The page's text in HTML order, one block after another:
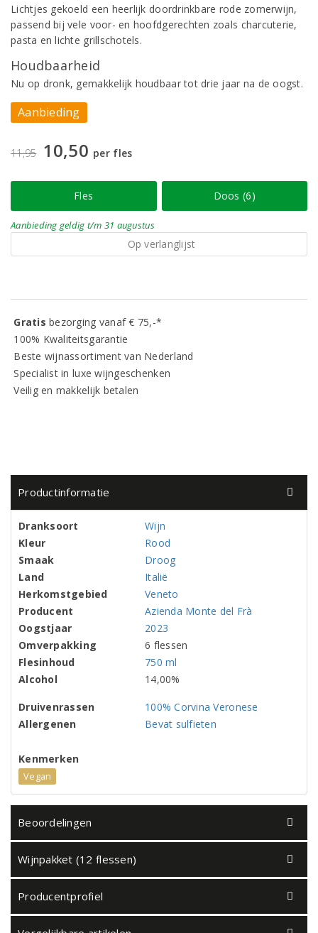
Lichtjes gekoeld een heerlijk doordrinkbare rode zomerwijn,
passend bij vele voor- en hoofdgerechten zoals charcuterie,
pasta en lichte grillschotels.
Houdbaarheid
Nu op dronk, gemakkelijk houdbaar tot drie jaar na de oogst.
Aanbieding
11,95 10,50 per fles
Fles Doos (6)
Aanbieding geldig t/m 31 augustus
Op verlanglijst
Gratisbezorging vanaf € 75,-*
100% Kwaliteitsgarantie
Beste wijnassortiment van Nederland
Specialist in luxe wijngeschenken
Veilig en makkelijk betalen
Productinformatie
Dranksoort
Wijn
Kleur
Rood
Smaak
Droog
Land
Italië
Herkomstgebied
Veneto
Producent
Azienda Monte del Frà
Oogstjaar
2023
Omverpakking
6 flessen
Flesinhoud
750 ml
Alcohol
14,00%
Druivenrassen
100% Corvina Veronese
Allergenen
Bevat sulfieten
Kenmerken
Vegan
Beoordelingen
Wijnpakket (12 flessen)
Producentprofiel